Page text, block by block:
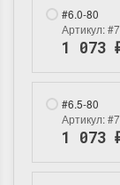
#6.0-80
Артикул:
1 073
#6.5-80
Артикул:
1 073